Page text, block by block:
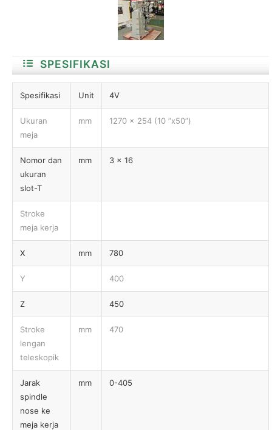
SPESIFIKASI
Spesifikasi Unit 4V
Ukuran
meja
mm 1270 × 254 (10 ”x50”)
Nomor dan
ukuran
slot-T
mm 3 × 16
Stroke
meja kerja
X mm 780
Y 400
Z 450
Stroke
lengan
teleskopik
mm 470
Jarak
spindle
nose ke
meja kerja
mm 0-405